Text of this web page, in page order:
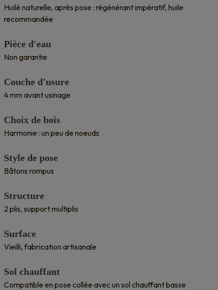
Huilé naturelle, après pose : régénérant impératif, huile
recommandée
Pièce d'eau
Non garantie
Couche d'usure
4 mm avant usinage
Choix de bois
Harmonie : un peu de noeuds
Style de pose
Bâtons rompus
Structure
2 plis, support multiplis
Surface
Vieilli, fabrication artisanale
Sol chauffant
Compatible en pose collée avec un sol chauffant basse